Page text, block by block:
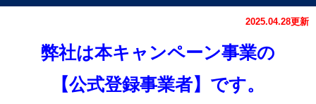
マンションリフォーム
2025.04.28更新
弊社は本キャンペーン事業の
【公式登録事業者】です。